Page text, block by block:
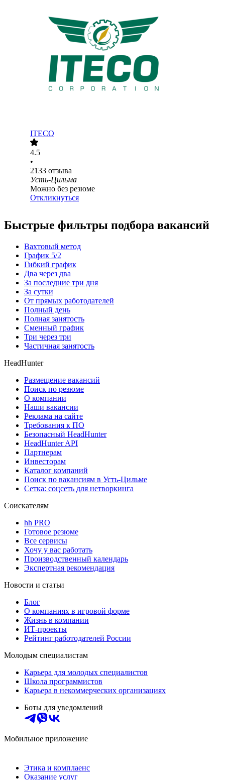
ITECO
4.5
•
2133 отзыва
Усть-Цильма
Можно без резюме
Откликнуться
Быстрые фильтры подбора вакансий
Вахтовый метод
График 5/2
Гибкий график
Два через два
За последние три дня
За сутки
От прямых работодателей
Полный день
Полная занятость
Сменный график
Три через три
Частичная занятость
HeadHunter
Размещение вакансий
Поиск по резюме
О компании
Наши вакансии
Реклама на сайте
Требования к ПО
Безопасный HeadHunter
HeadHunter API
Партнерам
Инвесторам
Каталог компаний
Поиск по вакансиям в Усть-Цильме
Сетка: соцсеть для нетворкинга
Соискателям
hh PRO
Готовое резюме
Все сервисы
Хочу у вас работать
Производственный календарь
Экспертная рекомендация
Новости и статьи
Блог
О компаниях в игровой форме
Жизнь в компании
ИТ-проекты
Рейтинг работодателей России
Молодым специалистам
Карьера для молодых специалистов
Школа программистов
Карьера в некоммерческих организациях
Боты для уведомлений
Мобильное приложение
Этика и комплаенс
Оказание услуг